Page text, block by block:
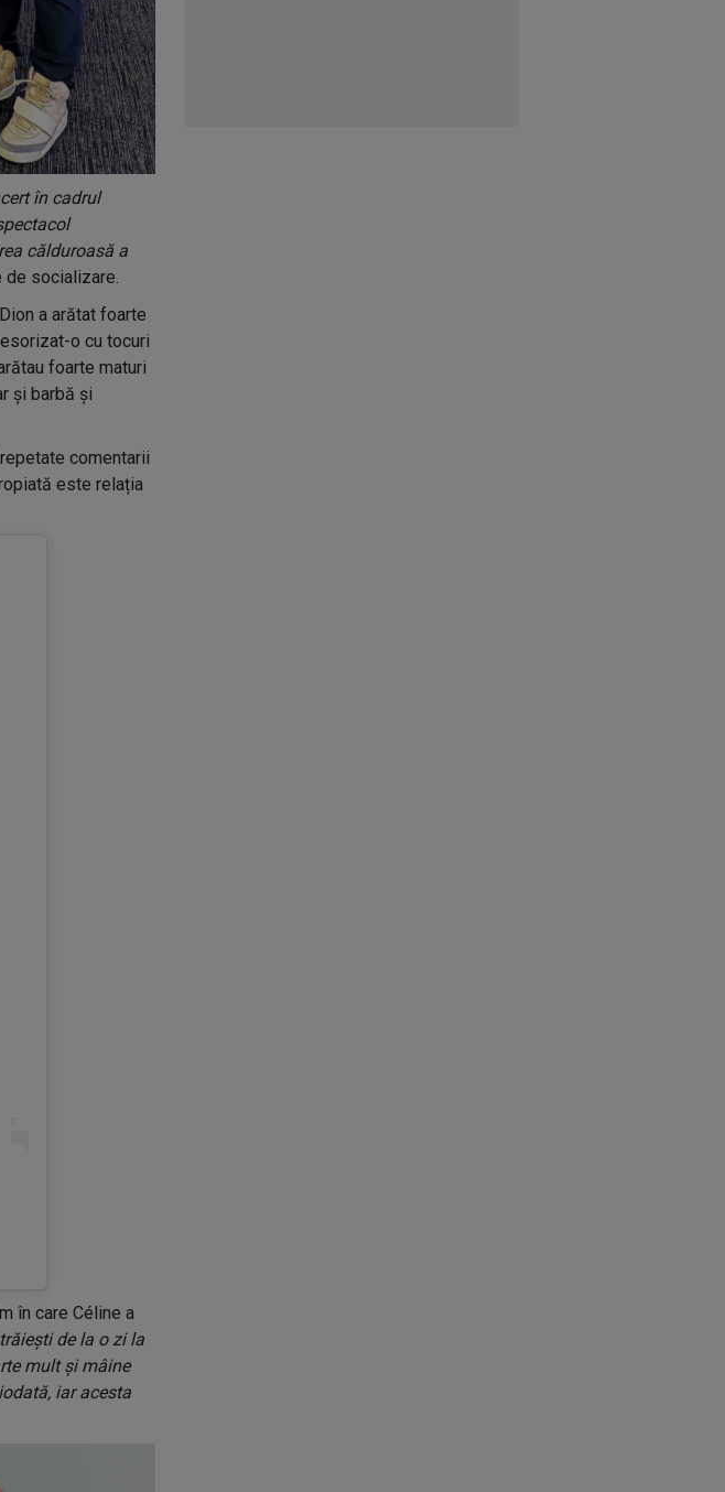
în cadrul
călduroasă a
de socializare.
a arătat foarte
o cu tocuri
foarte maturi
și barbă și
comentarii
este relația
în care Céline a
de la o zi la
mult și mâine
iar acesta